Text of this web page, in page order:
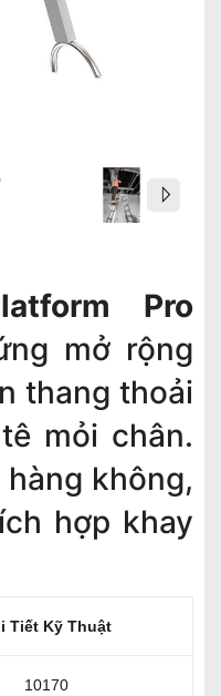
Pro
mở rộng
thang thoải
mỏi chân.
không,
hợp khay
Tiết Kỹ Thuật
10170